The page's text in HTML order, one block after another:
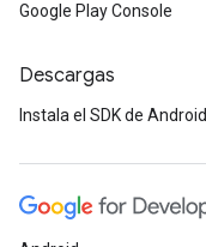
Google Play Console
Descargas
Instala el SDK de Android